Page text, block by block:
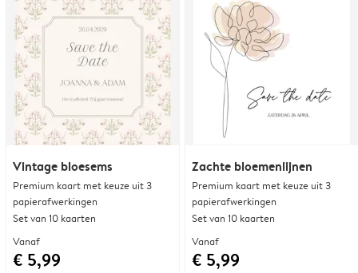
Vintage bloesems
Premium kaart met keuze uit 3
papierafwerkingen
Set van 10 kaarten
Vanaf
€ 5,99
Zachte bloemenlijnen
Premium kaart met keuze uit 3
papierafwerkingen
Set van 10 kaarten
Vanaf
€ 5,99